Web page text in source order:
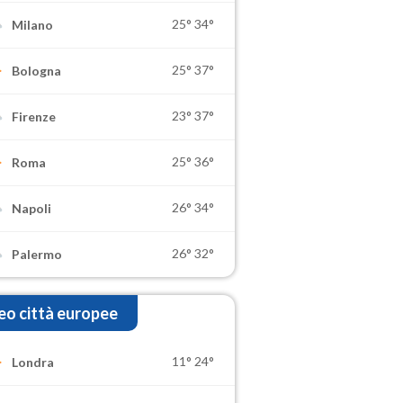
Milano 25° 34°
Bologna 25° 37°
Firenze 23° 37°
Roma 25° 36°
Napoli 26° 34°
Palermo 26° 32°
città europee
Londra 11° 24°